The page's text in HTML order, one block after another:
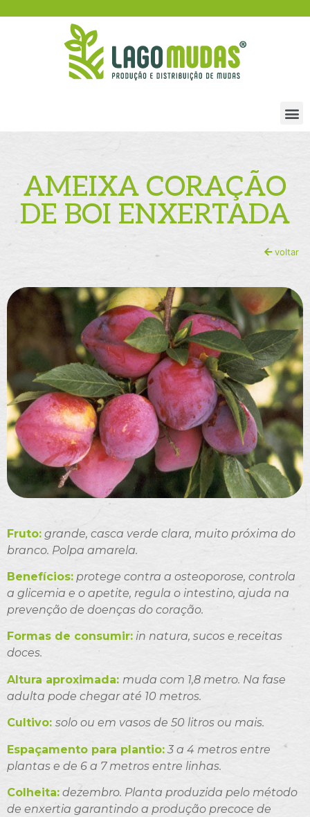
AMEIXA CORAÇÃO
DE BOI ENXERTADA
voltar
Fruto: grande, casca verde clara, muito próxima do
branco. Polpa amarela.
Benefícios: protege contra a osteoporose, controla
a glicemia e o apetite, regula o intestino, ajuda na
prevenção de doenças do coração.
Formas de consumir: in natura, sucos e receitas
doces.
Altura aproximada: muda com 1,8 metro. Na fase
adulta pode chegar até 10 metros.
Cultivo: solo ou em vasos de 50 litros ou mais.
Espaçamento para plantio:3 a 4 metros entre
plantas e de 6 a 7 metros entre linhas.
Colheita: dezembro. Planta produzida pelo método
de enxertia garantindo a produção precoce de